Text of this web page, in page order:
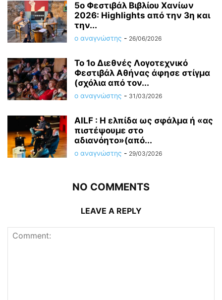
5ο Φεστιβάλ Βιβλίου Χανίων
2026: Highlights από την 3η και
την...
ο αναγνώστης - 26/06/2026
Το 1ο Διεθνές Λογοτεχνικό
Φεστιβάλ Αθήνας άφησε στίγμα
(σχόλια από τον...
ο αναγνώστης - 31/03/2026
AILF : Η ελπίδα ως σφάλμα ή «ας
πιστέψουμε στο
αδιανόητο»(από...
ο αναγνώστης - 29/03/2026
NO COMMENTS
LEAVE A REPLY